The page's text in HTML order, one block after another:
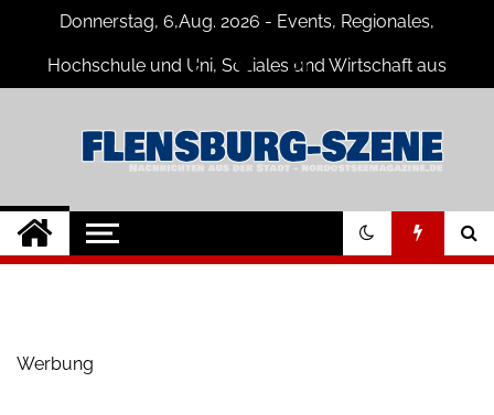
content
Donnerstag, 6,Aug. 2026 - Events, Regionales,
Hochschule und Uni, Soziales und Wirtschaft aus
Flensburg-Szene
Nachrichten
Nachrichten für Flensburg und
Umgebung
Werbung